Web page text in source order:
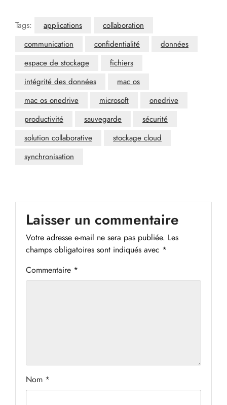
Tags: applications
collaboration
communication
confidentialité
données
espace de stockage
fichiers
intégrité des données
mac os
mac os onedrive
microsoft
onedrive
productivité
sauvegarde
sécurité
solution collaborative
stockage cloud
synchronisation
Laisser un commentaire
Votre adresse e-mail ne sera pas publiée. Les
champs obligatoires sont indiqués avec *
Commentaire *
Nom *